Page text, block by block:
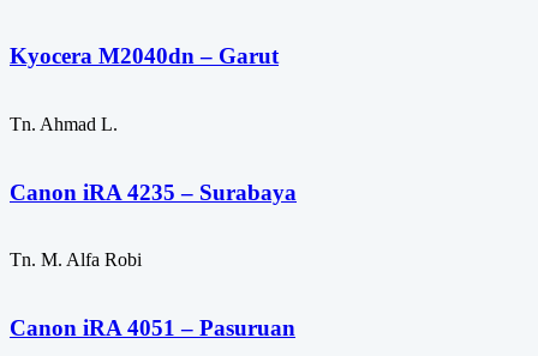
Kyocera M2040dn – Garut
Tn. Ahmad L.
Canon iRA 4235 – Surabaya
Tn. M. Alfa Robi
Canon iRA 4051 – Pasuruan